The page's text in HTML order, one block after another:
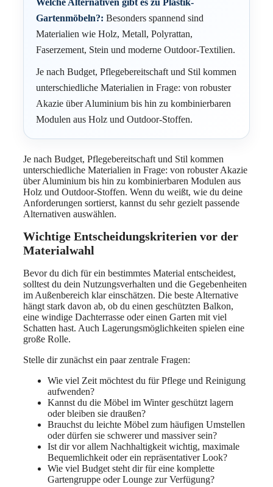
Gartenmöbeln?: Besonders spannend sind
Materialien wie Holz, Metall, Polyrattan,
Faserzement, Stein und moderne Outdoor-Textilien.
Je nach Budget, Pflegebereitschaft und Stil kommen
unterschiedliche Materialien in Frage: von robuster
Akazie über Aluminium bis hin zu kombinierbaren
Modulen aus Holz und Outdoor-Stoffen.
Je nach Budget, Pflegebereitschaft und Stil kommen
unterschiedliche Materialien in Frage: von robuster Akazie
über Aluminium bis hin zu kombinierbaren Modulen aus
Holz und Outdoor-Stoffen. Wenn du weißt, wie du deine
Anforderungen sortierst, kannst du sehr gezielt passende
Alternativen auswählen.
Wichtige Entscheidungskriterien vor der
Materialwahl
Bevor du dich für ein bestimmtes Material entscheidest,
solltest du dein Nutzungsverhalten und die Gegebenheiten
im Außenbereich klar einschätzen. Die beste Alternative
hängt stark davon ab, ob du einen geschützten Balkon,
eine windige Dachterrasse oder einen Garten mit viel
Schatten hast. Auch Lagerungsmöglichkeiten spielen eine
große Rolle.
Stelle dir zunächst ein paar zentrale Fragen:
Wie viel Zeit möchtest du für Pflege und Reinigung
aufwenden?
Kannst du die Möbel im Winter geschützt lagern
oder bleiben sie draußen?
Brauchst du leichte Möbel zum häufigen Umstellen
oder dürfen sie schwerer und massiver sein?
Ist dir vor allem Nachhaltigkeit wichtig, maximale
Bequemlichkeit oder ein repräsentativer Look?
Wie viel Budget steht dir für eine komplette
Gartengruppe oder Lounge zur Verfügung?